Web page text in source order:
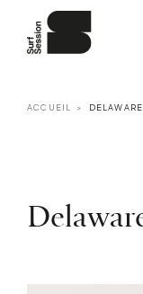
ACCUEIL DELAWARE